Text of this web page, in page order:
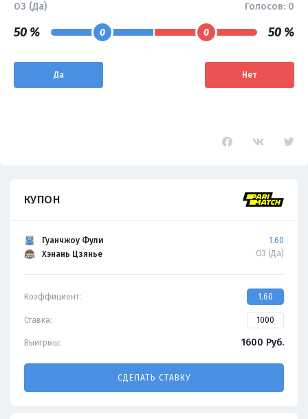
ОЗ (Да) Голосов: 0
50 % 0 0 50 %
Да Нет
КУПОН
Гуанчжоу Фули
Хэнань Цзянье
1.60
ОЗ (Да)
Коэффициент: 1.60
Ставка:
Выигрыш: 1600 Руб.
СДЕЛАТЬ СТАВКУ